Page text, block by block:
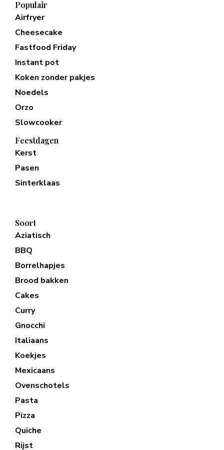
Populair
Airfryer
Cheesecake
Fastfood Friday
Instant pot
Koken zonder pakjes
Noedels
Orzo
Slowcooker
Feestdagen
Kerst
Pasen
Sinterklaas
Soort
Aziatisch
BBQ
Borrelhapjes
Brood bakken
Cakes
Curry
Gnocchi
Italiaans
Koekjes
Mexicaans
Ovenschotels
Pasta
Pizza
Quiche
Rijst